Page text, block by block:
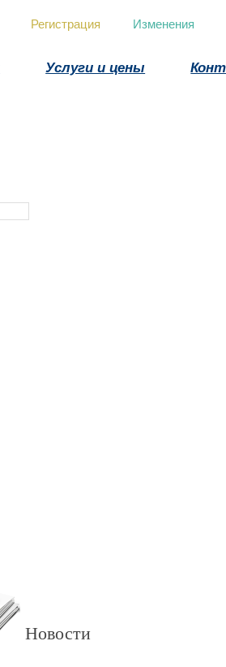
Регистрация Изменения
Услуги и цены
Новости